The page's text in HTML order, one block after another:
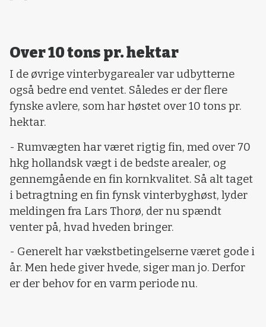
Over 10 tons pr. hektar
I de øvrige vinterbygarealer var udbytterne
også bedre end ventet. Således er der flere
fynske avlere, som har høstet over 10 tons pr.
hektar.
- Rumvægten har været rigtig fin, med over 70
hkg hollandsk vægt i de bedste arealer, og
gennemgående en fin kornkvalitet. Så alt taget
i betragtning en fin fynsk vinterbyghøst, lyder
meldingen fra Lars Thorø, der nu spændt
venter på, hvad hveden bringer.
- Generelt har vækstbetingelserne været gode i
år. Men hede giver hvede, siger man jo. Derfor
er der behov for en varm periode nu.